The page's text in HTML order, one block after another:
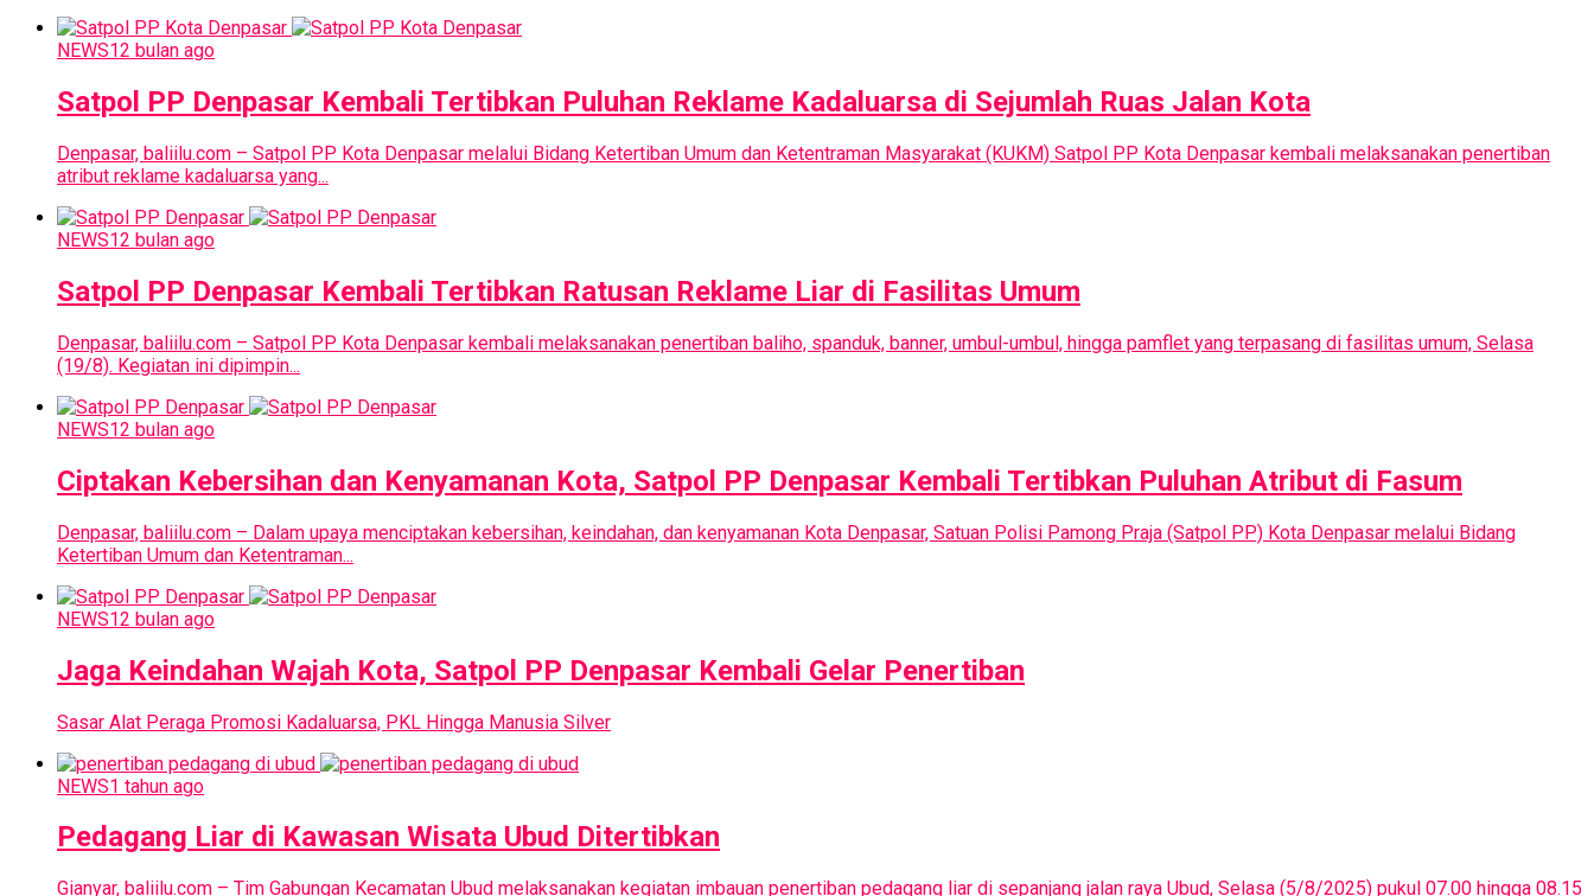
NEWS12 bulan ago
Satpol PP Denpasar Kembali Tertibkan Puluhan Reklame Kadaluarsa di Sejumlah Ruas Jalan Kota
Denpasar, baliilu.com – Satpol PP Kota Denpasar melalui Bidang Ketertiban Umum dan Ketentraman Masyarakat (KUKM) Satpol PP Kota Denpasar kembali melaksanakan penertiban
atribut reklame kadaluarsa yang...
NEWS12 bulan ago
Satpol PP Denpasar Kembali Tertibkan Ratusan Reklame Liar di Fasilitas Umum
Denpasar, baliilu.com – Satpol PP Kota Denpasar kembali melaksanakan penertiban baliho, spanduk, banner, umbul-umbul, hingga pamflet yang terpasang di fasilitas umum, Selasa
(19/8). Kegiatan ini dipimpin...
NEWS12 bulan ago
Ciptakan Kebersihan dan Kenyamanan Kota, Satpol PP Denpasar Kembali Tertibkan Puluhan Atribut di Fasum
Denpasar, baliilu.com – Dalam upaya menciptakan kebersihan, keindahan, dan kenyamanan Kota Denpasar, Satuan Polisi Pamong Praja (Satpol PP) Kota Denpasar melalui Bidang
Ketertiban Umum dan Ketentraman...
NEWS12 bulan ago
Jaga Keindahan Wajah Kota, Satpol PP Denpasar Kembali Gelar Penertiban
Sasar Alat Peraga Promosi Kadaluarsa, PKL Hingga Manusia Silver
NEWS1 tahun ago
Pedagang Liar di Kawasan Wisata Ubud Ditertibkan
Gianyar, baliilu.com – Tim Gabungan Kecamatan Ubud melaksanakan kegiatan imbauan penertiban pedagang liar di sepanjang jalan raya Ubud, Selasa (5/8/2025) pukul 07.00 hingga 08.15